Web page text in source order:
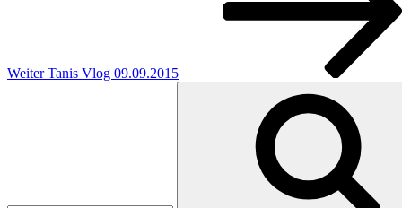
Weiter Tanis Vlog 09.09.2015